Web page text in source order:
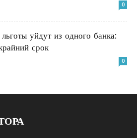
0
уйдут из одного банка:
срок
0